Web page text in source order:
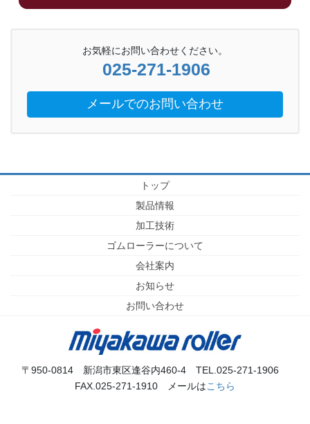
お気軽にお問い合わせください。
025-271-1906
メールでのお問い合わせ
トップ
製品情報
加工技術
ゴムローラーについて
会社案内
お知らせ
お問い合わせ
〒950-0814 新潟市東区逢谷内460-4 TEL.025-271-1906
FAX.025-271-1910 メールはこちら